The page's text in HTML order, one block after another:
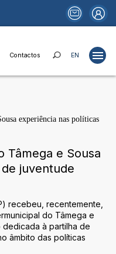
Contactos EN
Tâmega e Sousa
juventude
recebeu, recentemente,
do Tâmega e
dedicada à partilha de
âmbito das políticas